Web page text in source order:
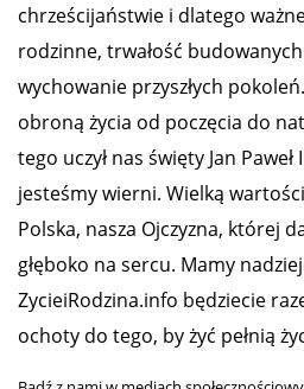
chrześcijaństwie i dlatego
rodzinne, trwałość
wychowanie przyszłych
obroną życia od poczęcia do
tego uczył nas święty Jan Paweł
jesteśmy wierni. Wielką
Polska, nasza Ojczyzna, której
głęboko na sercu. Mamy
ZycieiRodzina.info będziecie
ochoty do tego, by żyć pełnią